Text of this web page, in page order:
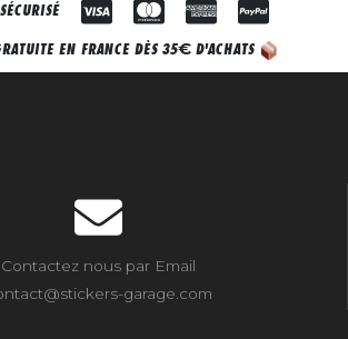
EN FRANCE DÈS 35€ D'ACHATS
Contactez nous par Email
garage.com